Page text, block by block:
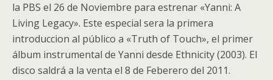
la PBS el 26 de Noviembre para estrenar «Yanni: A
Living Legacy». Este especial sera la primera
introduccion al público a «Truth of Touch», el primer
álbum instrumental de Yanni desde Ethnicity (2003). El
disco saldrá a la venta el 8 de Feberero del 2011.